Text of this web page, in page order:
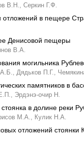
В.Н., Серкин Г.Ф.
отложений в пещере
Денисовой пещеры
В.А.
могильника
Дядьков П.Г.,
памятников в
Эрдэнэ-очир Н.
в долине реки
М.А., Кулик Н.А.
отложений стоянки